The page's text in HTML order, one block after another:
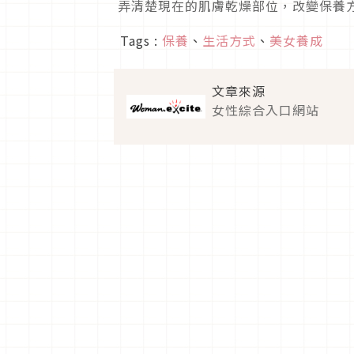
弄清楚現在的肌膚乾燥部位，改變保養
Tags : 保養 、 生活方式 、 美女養成
文章來源
女性綜合入口網站